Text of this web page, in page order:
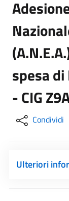
spesa
- CIG
Condividi
Ulteriori